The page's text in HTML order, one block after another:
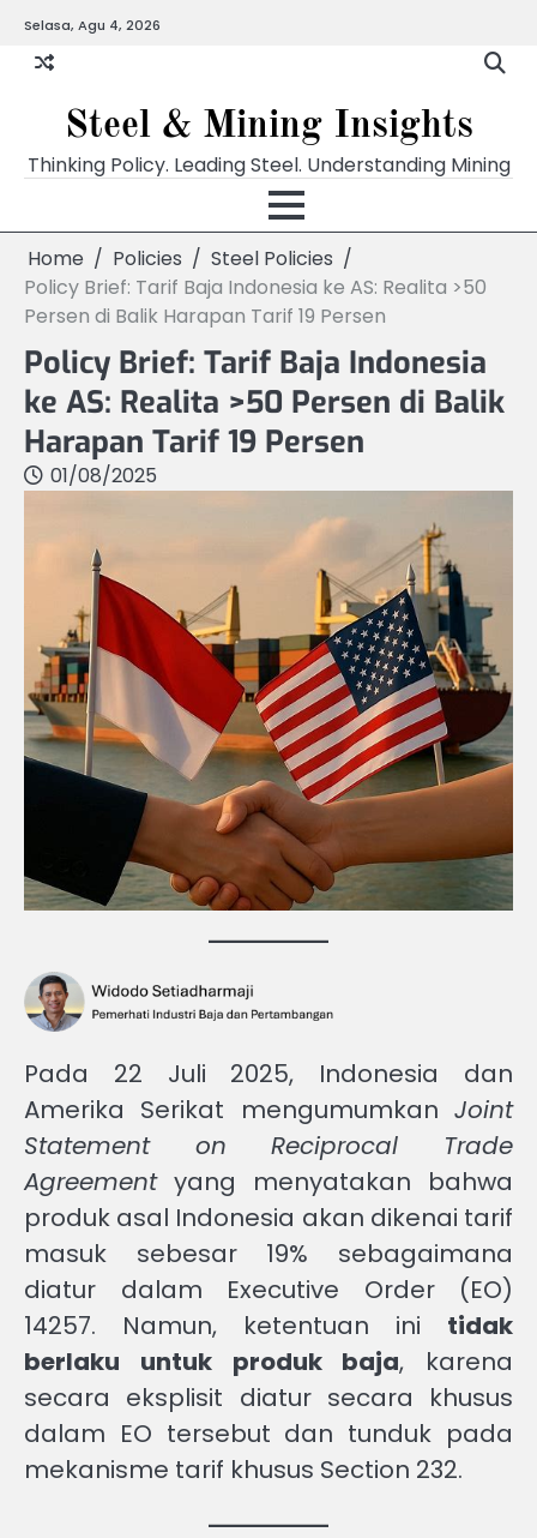
content
Selasa, Agu 4, 2026
Steel & Mining Insights
Thinking Policy. Leading Steel. Understanding Mining
Home Policies
Steel Policies
Policy Brief: Tarif Baja Indonesia ke AS: Realita >50
Persen di Balik Harapan Tarif 19 Persen
Policy Brief: Tarif Baja Indonesia
ke AS: Realita >50 Persen di Balik
Harapan Tarif 19 Persen
01/08/2025
Pada 22 Juli 2025, Indonesia dan
Amerika Serikat mengumumkan Joint
Statement on Reciprocal Trade
Agreementyang menyatakan bahwa
produk asal Indonesia akan dikenai tarif
masuk sebesar 19% sebagaimana
diatur dalam Executive Order (EO)
14257. Namun, ketentuan ini tidak
berlaku untuk produk baja, karena
secara eksplisit diatur secara khusus
dalam EO tersebut dan tunduk pada
mekanisme tarif khusus Section 232.